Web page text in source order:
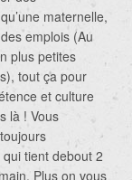
maternelle,
emplois (Au
plus petites
tout ça pour
et culture
là ! Vous
tient debout 2
Plus on vous